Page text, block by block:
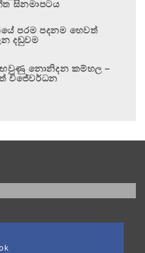
සිනමාපටය
පරම පදනම හෙවත්
දඬුවම
නොනිදන කම්හල –
විජේවර්ධන